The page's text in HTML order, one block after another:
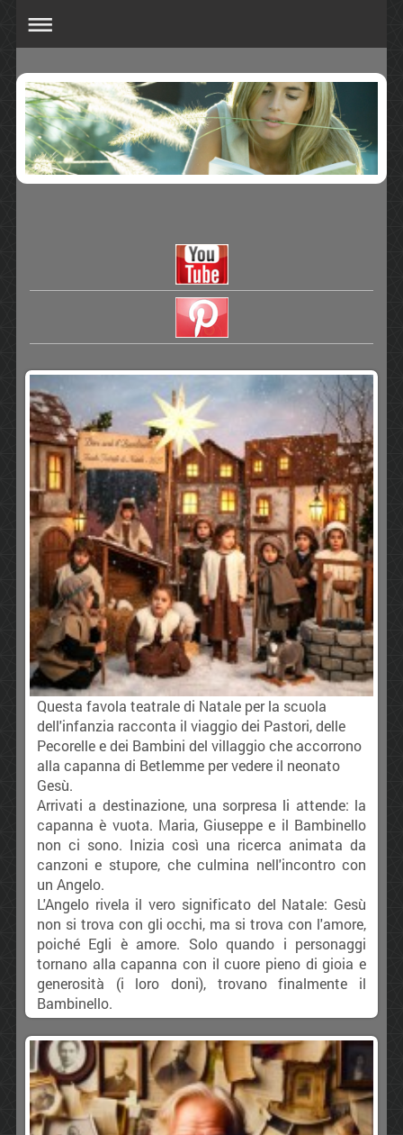
Questa favola teatrale di Natale per la scuola
dell'infanzia racconta il viaggio dei Pastori, delle
Pecorelle e dei Bambini del villaggio che accorrono
alla capanna di Betlemme per vedere il neonato
Gesù.
Arrivati a destinazione, una sorpresa li attende: la
capanna è vuota. Maria, Giuseppe e il Bambinello
non ci sono. Inizia così una ricerca animata da
canzoni e stupore, che culmina nell'incontro con
un Angelo.
L'Angelo rivela il vero significato del Natale: Gesù
non si trova con gli occhi, ma si trova con l'amore,
poiché Egli è amore. Solo quando i personaggi
tornano alla capanna con il cuore pieno di gioia e
generosità (i loro doni), trovano finalmente il
Bambinello.